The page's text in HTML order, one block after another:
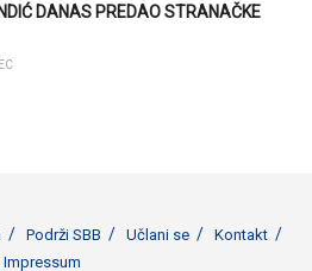
DANAS PREDAO STRANAČKE
Podrži SBB Učlani se
Kontakt
Impressum